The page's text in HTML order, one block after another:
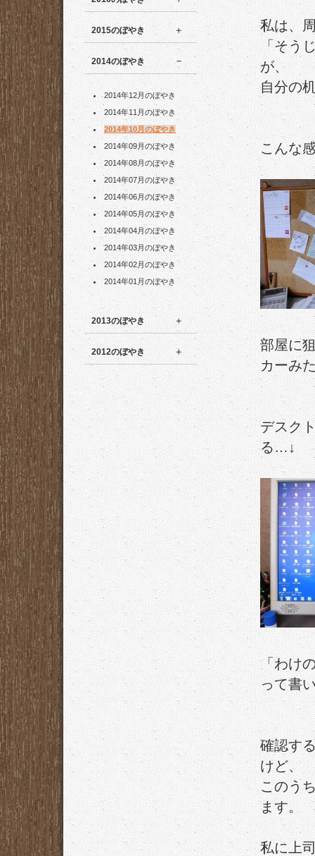
2015のぼやき
2014のぼやき
2014年12月のぼやき
2014年11月のぼやき
2014年10月のぼやき
2014年09月のぼやき
2014年08月のぼやき
2014年07月のぼやき
2014年06月のぼやき
2014年05月のぼやき
2014年04月のぼやき
2014年03月のぼやき
2014年02月のぼやき
2014年01月のぼやき
2013のぼやき
2012のぼやき
私は、
「そう
が、
自分の
こんな
部屋に
カーみ
デスク
る…↓
「わけ
って書
確認す
けど、
このう
ます。
私に上